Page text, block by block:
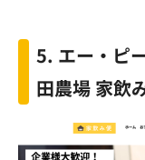
5. エー・ピ
田農場 家飲